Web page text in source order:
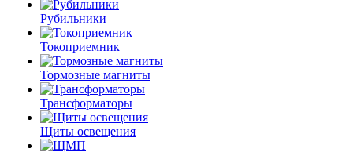
Рубильники
Токоприемник
Тормозные магниты
Трансформаторы
Щиты освещения